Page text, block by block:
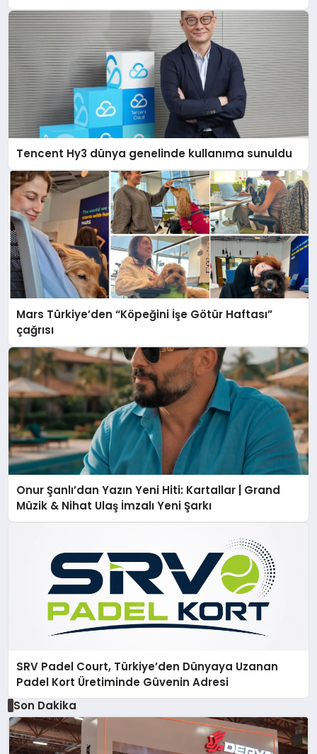
açıklamada şunları kaydetti:
Tencent Hy3 dünya genelinde kullanıma sunuldu
Mars Türkiye’den “Köpeğini İşe Götür Haftası”
çağrısı
Onur Şanlı’dan Yazın Yeni Hiti: Kartallar | Grand
Müzik & Nihat Ulaş İmzalı Yeni Şarkı
SRV Padel Court, Türkiye’den Dünyaya Uzanan
Padel Kort Üretiminde Güvenin Adresi
Son Dakika